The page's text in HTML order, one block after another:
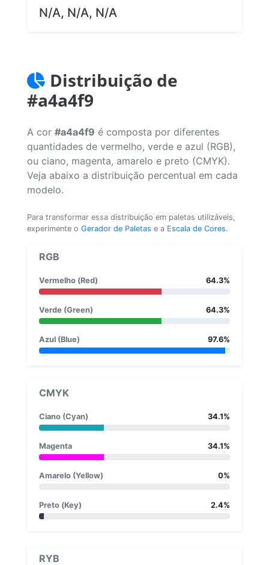
N/A, N/A, N/A
Distribuição de
#a4a4f9
A cor #a4a4f9 é composta por diferentes
quantidades de vermelho, verde e azul (RGB),
ou ciano, magenta, amarelo e preto (CMYK).
Veja abaixo a distribuição percentual em cada
modelo.
Para transformar essa distribuição em paletas utilizáveis,
experimente o Gerador de Paletas e a Escala de Cores.
RGB
Vermelho (Red) 64.3%
Verde (Green) 64.3%
Azul (Blue) 97.6%
CMYK
Ciano (Cyan) 34.1%
Magenta 34.1%
Amarelo (Yellow) 0%
Preto (Key) 2.4%
RYB